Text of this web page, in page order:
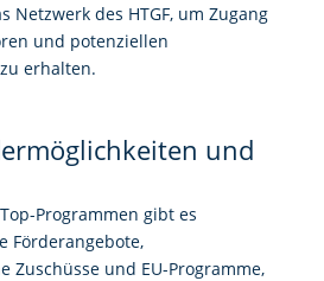
Netzwerk des HTGF, um Zugang
und potenziellen
erhalten.
und
Programmen gibt es
Förderangebote,
Zuschüsse und EU-Programme,